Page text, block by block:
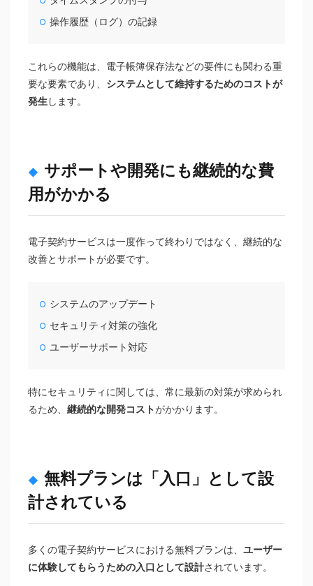
操作履歴（ログ）の記録
これらの機能は、電子帳簿保存法などの要件にも関わる重
要な要素であり、 システムとして維持するためのコストが
発生 します。
サポートや開発にも継続的な費
用がかかる
電子契約サービスは一度作って終わりではなく、継続的な
改善とサポートが必要です。
システムのアップデート
セキュリティ対策の強化
ユーザーサポート対応
特にセキュリティに関しては、常に最新の対策が求められ
るため、 継続的な開発コストがかかります。
無料プランは「入口」として設
計されている
多くの電子契約サービスにおける無料プランは、 ユーザー
に体験してもらうための入口として設計されています。